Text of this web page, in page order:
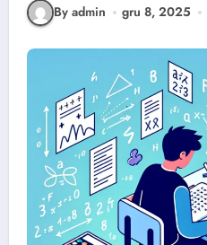
By admin gru 8, 2025